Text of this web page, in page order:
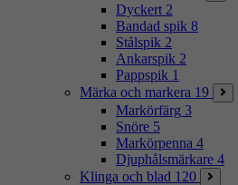
Dyckert 2
Bandad spik 8
Stålspik 2
Ankarspik 2
Pappspik 1
Märka och markera 19
Markörfärg 3
Snöre 5
Markörpenna 4
Djuphålsmärkare 4
Klinga och blad 120